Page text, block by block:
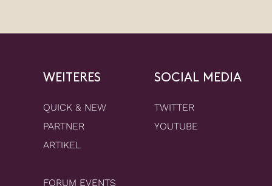
WEITERES
QUICK & NEW
PARTNER
ARTIKEL
FORUM EVENTS
SOCIAL MEDIA
TWITTER
YOUTUBE